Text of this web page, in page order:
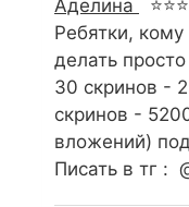
Аделина
Ребятки,
делать
30 скринов -
скринов -
вложений)
Писать в тг :